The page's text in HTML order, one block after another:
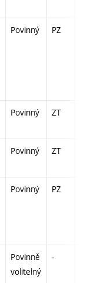
Povinný PZ
Povinný ZT
Povinný ZT
Povinný PZ
Povinně
volitelný
-